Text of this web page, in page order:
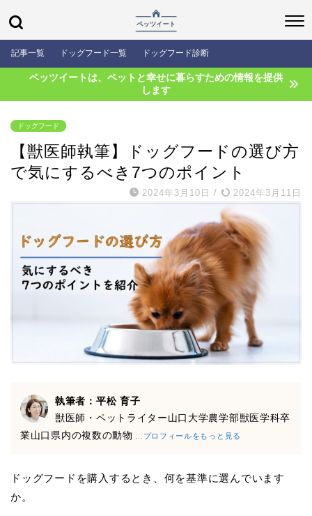
記事一覧 ドッグフード一覧 ドッグフード診断
ペッツイートは、ペットと幸せに暮らすための情報を提供
します
ドッグフード
【獣医師執筆】ドッグフードの選び方
で気にするべき7つのポイント
2024年3月10日 / 2024年3月11日
執筆者：平松 育子
獣医師・ペットライター山口大学農学部獣医学科卒
業山口県内の複数の動物
...プロフィールをもっと見る
ドッグフードを購入するとき、何を基準に選んでいます
か。